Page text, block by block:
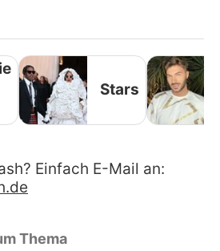
Stars
Einfach E-Mail an:
Thema